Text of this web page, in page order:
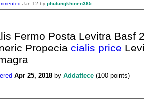
Jan 12 by phutungkhinen365
Fermo Posta Levitra Basf
Propecia cialis price
Apr 25, 2018 by Addattece (100 points)